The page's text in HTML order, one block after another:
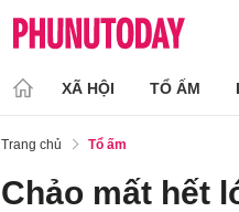
XÃ HỘI TỔ ẤM
Trang chủ Tổ ấm
Chảo mất hết